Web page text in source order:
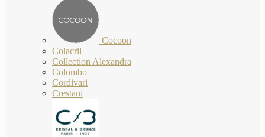
Cocoon
Colacril
Collection Alexandra
Colombo
Cordivari
Crestani